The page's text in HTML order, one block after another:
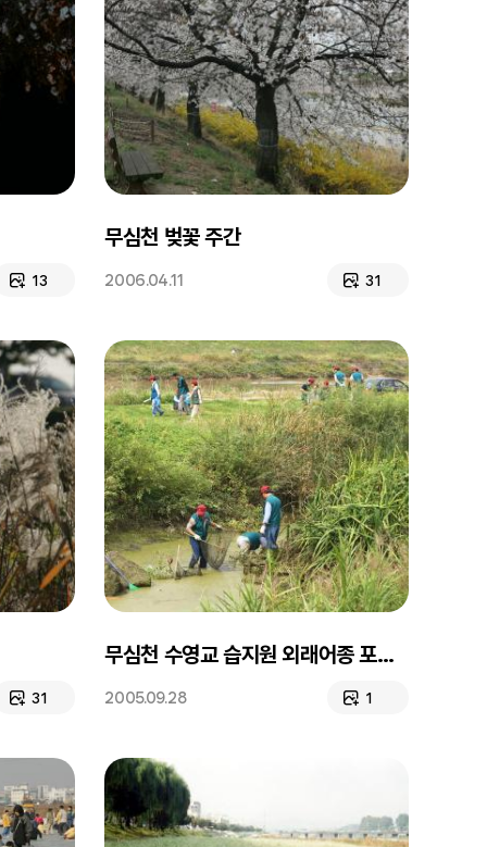
13
무심천 벚꽃 주간
2006.04.11 31
31
무심천 수영교 습지원 외래어종 포획 캠페인
2005.09.28 1